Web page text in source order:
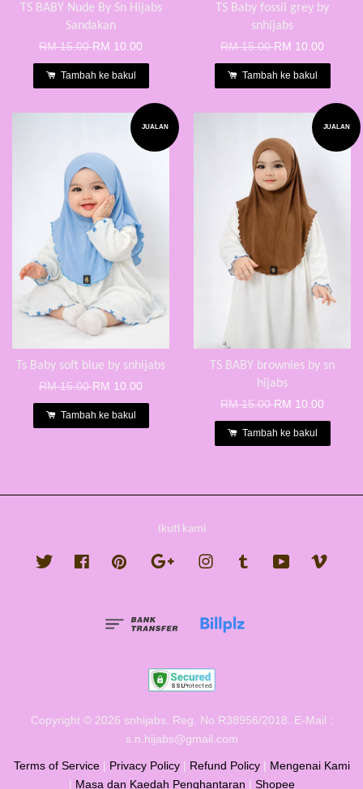
TS BABY Nude By Sn Hijabs
Sandakan
RM 15.00RM 10.00
Tambah ke bakul
TS Baby fossil grey by
snhijabs
RM 15.00RM 10.00
Tambah ke bakul
JUALAN
Ts Baby soft blue by snhijabs
RM 15.00RM 10.00
Tambah ke bakul
JUALAN
TS BABY brownies by sn
hijabs
RM 15.00RM 10.00
Tambah ke bakul
Ikuti kami
Twitter FacebookPinterest Google InstagramTumblr YouTube
Copyright © 2026 snhijabs. Reg. No R38956/2018. E-Mail :
s.n.hijabs@gmail.com
Terms of Service| Privacy Policy| Refund Policy| Mengenai Kami
| Masa dan Kaedah Penghantaran | Shopee